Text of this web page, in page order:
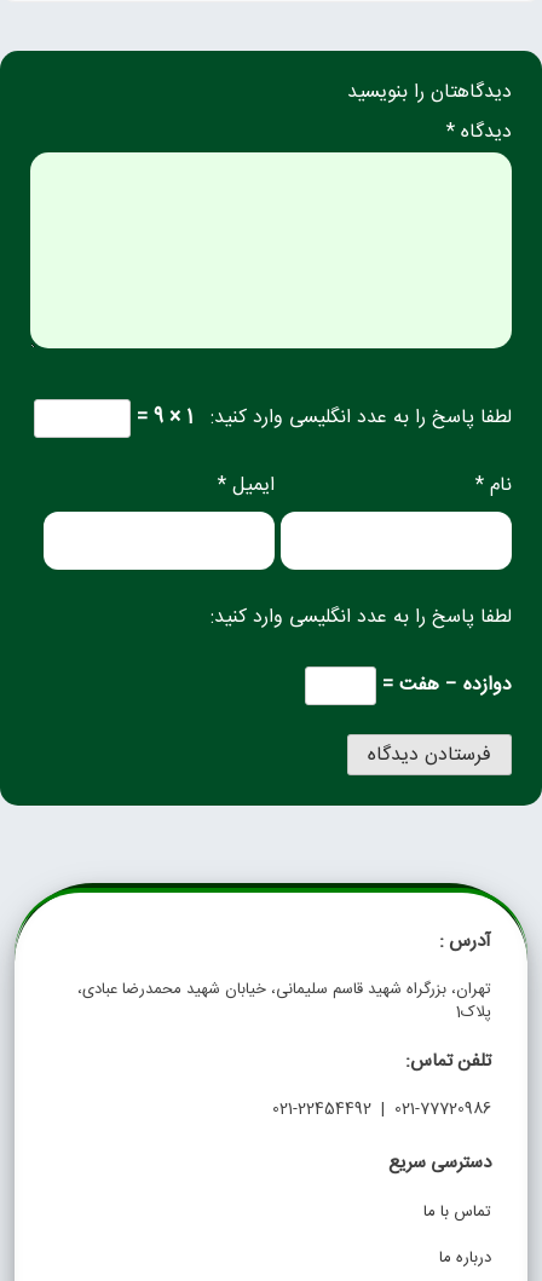
دیدگاهتان را بنویسید
دیدگاه *
لطفا پاسخ را به عدد انگلیسی وارد کنید: 1 × 9 =
نام * ایمیل *
لطفا پاسخ را به عدد انگلیسی وارد کنید:
دوازده − هفت =
آدرس :
تهران، بزرگراه شهید قاسم سلیمانی، خیابان شهید محمدرضا عبادی،
پلاک1
تلفن تماس:
021-77720986 | 021-22454492
دسترسی سریع
تماس با ما
درباره ما